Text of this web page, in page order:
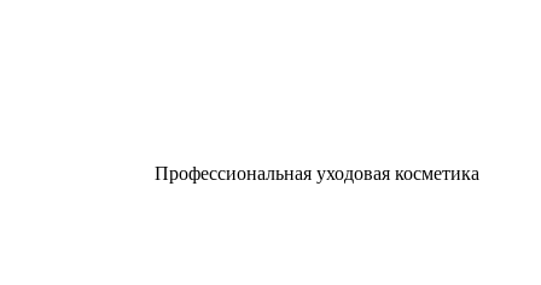
Профессиональная уходовая косметика